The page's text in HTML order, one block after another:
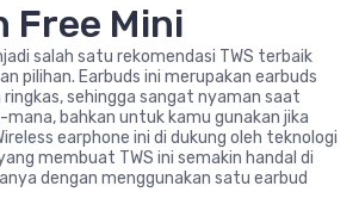
Free Mini
salah satu rekomendasi TWS terbaik
pilihan. Earbuds ini merupakan earbuds
sehingga sangat nyaman saat
mana, bahkan untuk kamu gunakan jika
earphone ini di dukung oleh teknologi
membuat TWS ini semakin handal di
dengan menggunakan satu earbud